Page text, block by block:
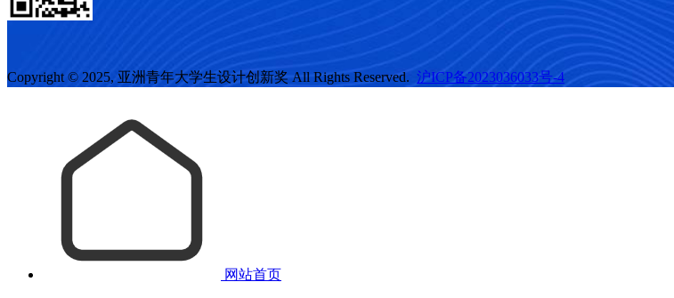
Copyright © 2025, 亚洲青年大学生设计创新奖 All Rights Reserved. 沪ICP备2023036033号-4
网站首页